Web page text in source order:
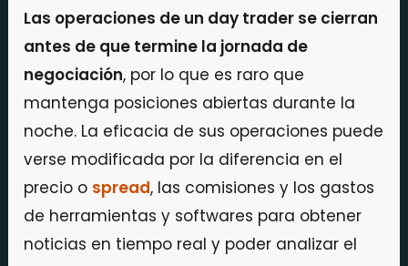
Las operaciones de un day trader se cierran
antes de que termine la jornada de
negociación, por lo que es raro que
mantenga posiciones abiertas durante la
noche. La eficacia de sus operaciones puede
verse modificada por la diferencia en el
precio o spread, las comisiones y los gastos
de herramientas y softwares para obtener
noticias en tiempo real y poder analizar el